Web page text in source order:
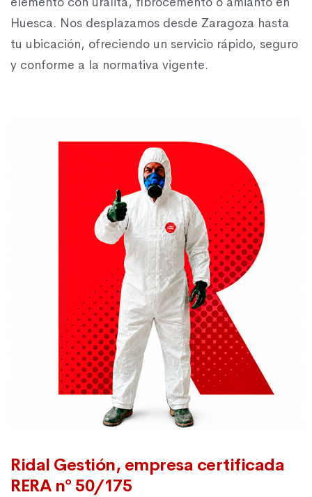
Huesca. Nos desplazamos desde Zaragoza hasta
tu ubicación, ofreciendo un servicio rápido, seguro
y conforme a la normativa vigente.
Ridal Gestión, empresa certificada
RERA nº 50/175